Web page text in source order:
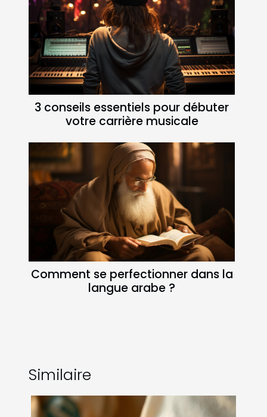
3 conseils essentiels pour débuter
votre carrière musicale
Comment se perfectionner dans la
langue arabe ?
Similaire